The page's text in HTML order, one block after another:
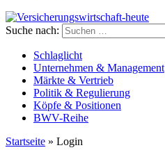
Versicherungswirtschaft-heute
Suche nach:
Schlaglicht
Unternehmen & Management
Märkte & Vertrieb
Politik & Regulierung
Köpfe & Positionen
BWV-Reihe
Startseite » Login